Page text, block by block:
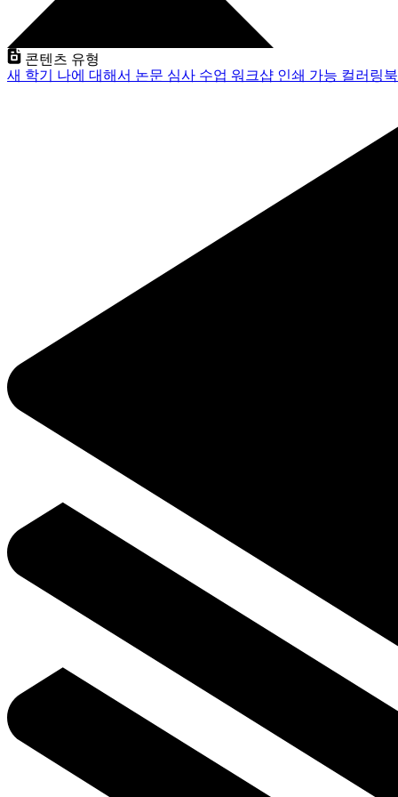
콘텐츠 유형
새 학기 나에 대해서 논문 심사 수업 워크샵 인쇄 가능 컬러링북